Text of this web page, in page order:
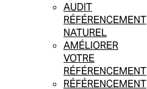
AUDIT
RÉFÉRENCEMENT
NATUREL
AMÉLIORER
VOTRE
RÉFÉRENCEMENT
RÉFÉRENCEMENT